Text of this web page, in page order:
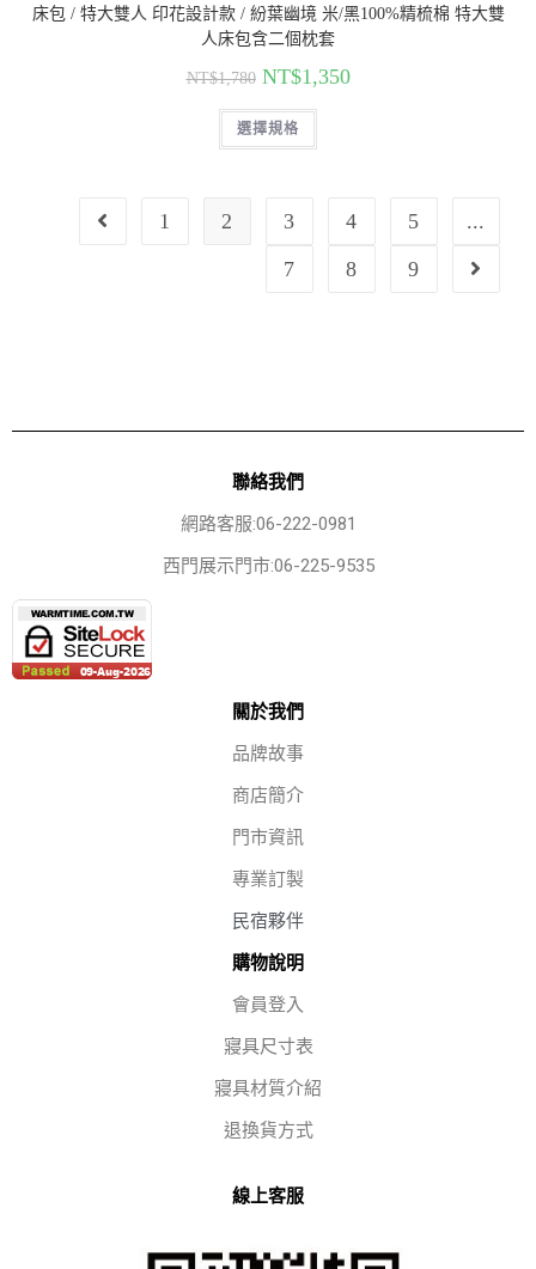
床包 / 特大雙人 印花設計款 / 紛葉幽境 米/黑100%精梳棉 特大雙
人床包含二個枕套
NT$1,780 NT$1,350
選擇規格
1 2 3 4 5
...
7
8 9
聯絡我們
網路客服:06-222-0981
西門展示門市:06-225-9535
關於我們
品牌故事
商店簡介
門市資訊
專業訂製
民宿夥伴
購物說明
會員登入
寢具尺寸表
寢具材質介紹
退換貨方式
線上客服